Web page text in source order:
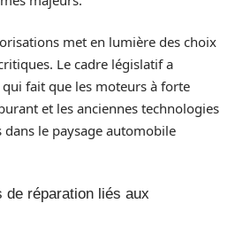
met en lumière des choix
Le cadre législatif a
qui fait que les moteurs à forte
et les anciennes technologies
dans le paysage automobile
de réparation liés aux